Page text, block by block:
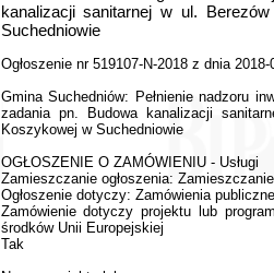
kanalizacji sanitarnej w ul.
Suchedniowie
Ogłoszenie nr 519107-N-2018 z dnia 2018-
Gmina Suchedniów: Pełnienie nadzoru
zadania pn. Budowa kanalizacji
Koszykowej w Suchedniowie
OGŁOSZENIE O ZAMÓWIENIU - Usługi
Zamieszczanie ogłoszenia:
Ogłoszenie dotyczy: Zamówienia
Zamówienie dotyczy projektu lub
środków Unii Europejskiej
Tak